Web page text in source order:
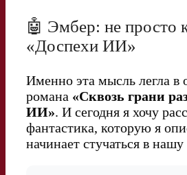
🤖 Эмбер: не просто
«Доспехи ИИ»
Именно эта мысль легла в
романа «Сквозь грани
ИИ». И сегодня я хочу
фантастика, которую я
начинает стучаться в нашу